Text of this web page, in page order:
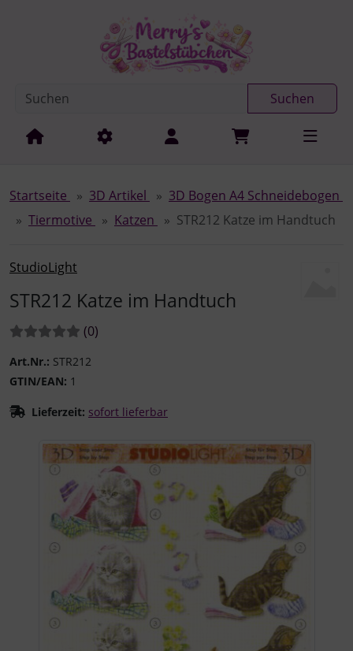
Springe zur Navigation
Suchen
Startseite 3D Artikel
3D Bogen A4 Schneidebogen
Tiermotive
Katzen STR212 Katze im Handtuch
StudioLight
STR212 Katze im Handtuch
Bewertungen:
(0Bewertungen
)
Art.Nr.: STR212
GTIN/EAN: 1
Lieferzeit: sofort lieferbar
Wenn mehr als ein Produktbild existiert, können Sie die